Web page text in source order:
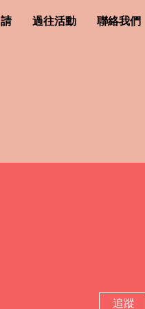
過往活動 聯絡我們
追蹤